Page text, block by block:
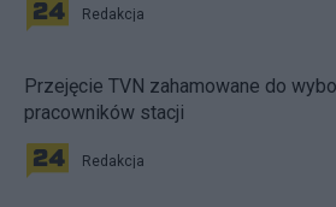
Redakcja
Przejęcie TVN zahamowane do
pracowników stacji
Redakcja